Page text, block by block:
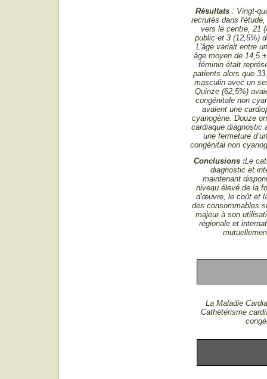
Résultats : Vingt-
recrutés dans
vers le centre, 21
public et 3 (12,5%)
L'âge variait entre
âge moyen de 14,5
féminin était
patients alors que
masculin avec un
Quinze (62,5%)
congénitale non
avaient une
cyanogène. Douze
cardiaque diagnostic
une fermeture
congénital non
Conclusions :Le
diagnostic et
maintenant
niveau élevé de la
d'œuvre, le coût et
des consommables
majeur à son
régionale et
La Maladie
Cathétérisme